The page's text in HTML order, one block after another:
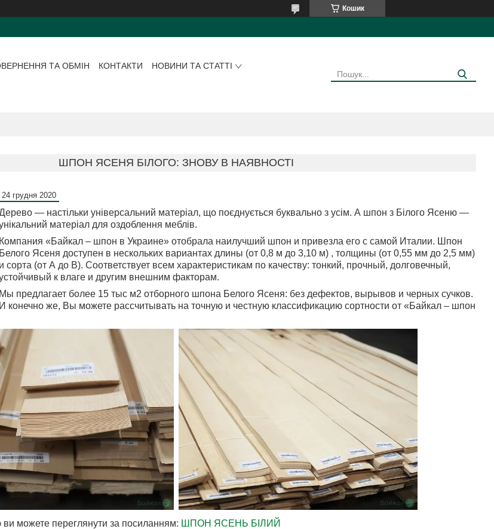
Кошик
ТА ОБМІН КОНТАКТИ
НОВИНИ ТА СТАТТІ
ШПОН ЯСЕНЯ БІЛОГО: ЗНОВУ В НАЯВНОСТІ
24 грудня 2020
— настільки універсальний матеріал, що поєднується буквально з усім. А шпон з Білого Ясеню —
матеріал для оздоблення меблів.
Компания «Байкал ‒ шпон в Украине» отобрала наилучший шпон и привезла его с самой Италии. Шпон
Белого Ясеня доступен в нескольких вариантах длины (от 0,8 м до 3,10 м) , толщины (от 0,55 мм до 2,5 мм)
и сорта (от А до В). Соответствует всем характеристикам по качеству: тонкий, прочный, долговечный,
к влаге и другим внешним факторам.
Мы предлагает более 15 тыс м2 отборного шпона Белого Ясеня: без дефектов, вырывов и черных сучков.
И конечно же, Вы можете рассчитывать на точную и честную классификацию сортности от «Байкал ‒ шпон
можете переглянути за посиланням: ШПОН ЯСЕНЬ БІЛИЙ